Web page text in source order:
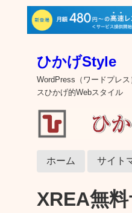
ひかげStyle
WordPress（ワードプレ
スひかげ的Webスタイル
ホーム サイト
XREA無